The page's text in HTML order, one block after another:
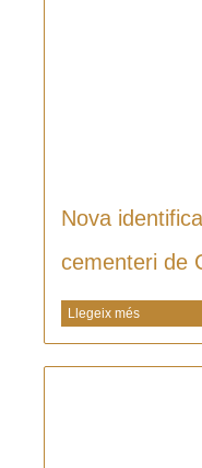
Nova
cementeri de
Llegeix més